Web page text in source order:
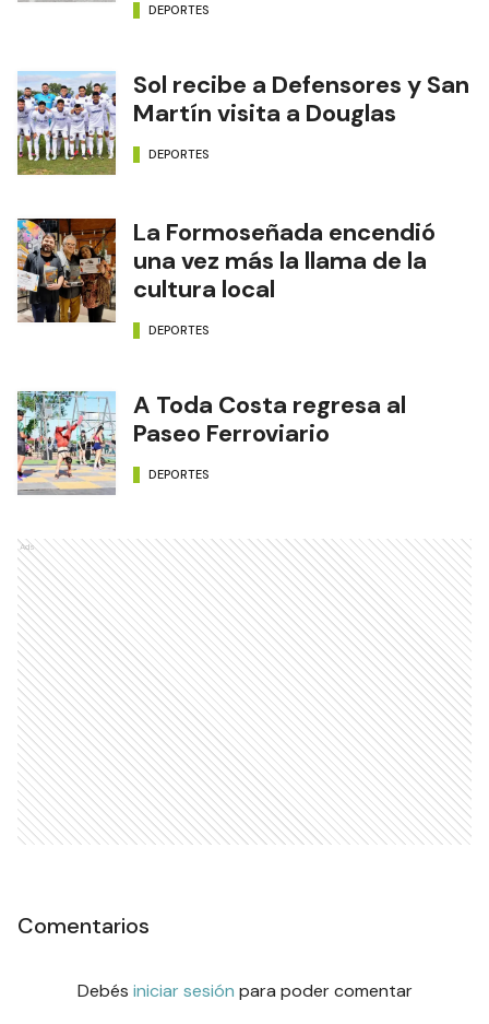
DEPORTES
Sol recibe a Defensores y San
Martín visita a Douglas
DEPORTES
La Formoseñada encendió
una vez más la llama de la
cultura local
DEPORTES
A Toda Costa regresa al
Paseo Ferroviario
DEPORTES
Ads
Comentarios
Debés iniciar sesión para poder comentar